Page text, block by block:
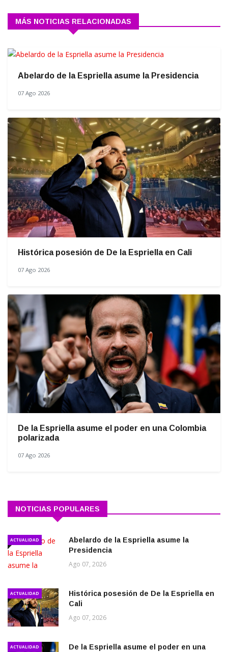
MÁS NOTICIAS RELACIONADAS
Abelardo de la Espriella asume la Presidencia
07 Ago 2026
Histórica posesión de De la Espriella en Cali
07 Ago 2026
De la Espriella asume el poder en una Colombia
polarizada
07 Ago 2026
NOTICIAS POPULARES
ACTUALIDAD
Abelardo de la Espriella asume la
Presidencia
Ago 07, 2026
ACTUALIDAD
Histórica posesión de De la Espriella en
Cali
Ago 07, 2026
ACTUALIDAD
De la Espriella asume el poder en una